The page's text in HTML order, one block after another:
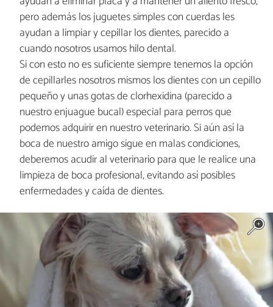
pero además los juguetes simples con cuerdas les
ayudan a limpiar y cepillar los dientes, parecido a
cuando nosotros usamos hilo dental.
Si con esto no es suficiente siempre tenemos la opción
de cepillarles nosotros mismos los dientes con un cepillo
pequeño y unas gotas de clorhexidina (parecido a
nuestro enjuague bucal) especial para perros que
podemos adquirir en nuestro veterinario. Si aún así la
boca de nuestro amigo sigue en malas condiciones,
deberemos acudir al veterinario para que le realice una
limpieza de boca profesional, evitando así posibles
enfermedades y caída de dientes.